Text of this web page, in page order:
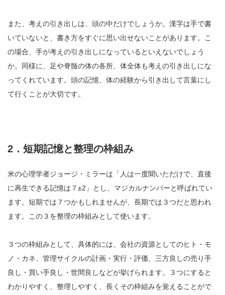
また、考えの引き出しは、頭の中だけでしょうか。漢字は手で書
いていないと、書き方をすぐに思い出せないことがあります。こ
の場合、手が考えの引き出しになっているといえないでしょう
か。同様に、足や脊髄の体の各所、体全体も考えの引き出しにな
ってくれています。頭の記憶、体の経験から引き出して言葉にし
て行くことが大切です。
2．短期記憶と整理の枠組み
米の心理学者ジョージ・ミラーは「人は一度聞いただけで、直後
に再生できる記憶は７±2」とし、マジカルナンバーと呼ばれてい
ます。短期では７つかもしれませんが、長期では３つだと思われ
ます。この３を整理の枠組みとして使います。
３つの枠組みとして、具体的には、会社の資源としてのヒト・モ
ノ・カネ、管理サイクルの計画・実行・評価、三方良しの売り手
良し・買い手良し・世間良しなどが挙げられます。３つにすると
わかりやすく、整理しやすく、長くその枠組みを覚えることがで